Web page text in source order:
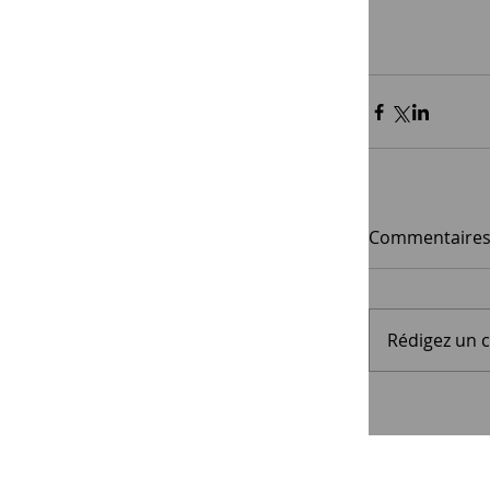
Commentaires
Rédigez un